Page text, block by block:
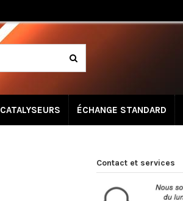
CATALYSEURS ÉCHANGE STANDARD
Contact et services